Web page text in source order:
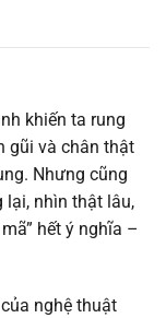
khiến ta rung
gũi và chân thật
Nhưng cũng
lại, nhìn thật lâu,
hết ý nghĩa –
nghệ thuật